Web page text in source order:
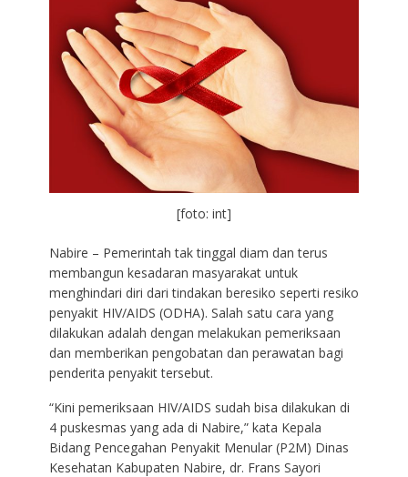
[foto: int]
Nabire – Pemerintah tak tinggal diam dan terus
membangun kesadaran masyarakat untuk
menghindari diri dari tindakan beresiko seperti resiko
penyakit HIV/AIDS (ODHA). Salah satu cara yang
dilakukan adalah dengan melakukan pemeriksaan
dan memberikan pengobatan dan perawatan bagi
penderita penyakit tersebut.
“Kini pemeriksaan HIV/AIDS sudah bisa dilakukan di
4 puskesmas yang ada di Nabire,” kata Kepala
Bidang Pencegahan Penyakit Menular (P2M) Dinas
Kesehatan Kabupaten Nabire, dr. Frans Sayori